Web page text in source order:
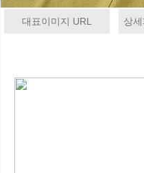
대표이미지 URL 상